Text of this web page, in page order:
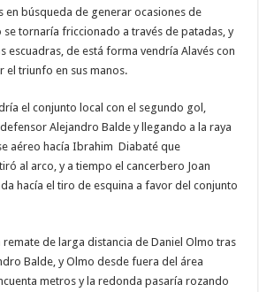
en búsqueda de generar ocasiones de
tornaría friccionado a través de patadas, y
escuadras, de está forma vendría Alavés con
el triunfo en sus manos.
el conjunto local con el segundo gol,
Alejandro Balde y llegando a la raya
aéreo hacía Ibrahim Diabaté que
al arco, y a tiempo el cancerbero Joan
hacía el tiro de esquina a favor del conjunto
remate de larga distancia de Daniel Olmo tras
Balde, y Olmo desde fuera del área
metros y la redonda pasaría rozando